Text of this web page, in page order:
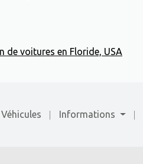
voitures en Floride, USA
Véhicules Informations